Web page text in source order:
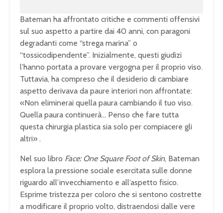
Bateman ha affrontato critiche e commenti offensivi
sul suo aspetto a partire dai 40 anni, con paragoni
degradanti come “strega marina” o
“tossicodipendente”. Inizialmente, questi giudizi
l’hanno portata a provare vergogna per il proprio viso.
Tuttavia, ha compreso che il desiderio di cambiare
aspetto derivava da paure interiori non affrontate:
«Non eliminerai quella paura cambiando il tuo viso.
Quella paura continuerà… Penso che fare tutta
questa chirurgia plastica sia solo per compiacere gli
altri» .
Nel suo libro Face: One Square Foot of Skin, Bateman
esplora la pressione sociale esercitata sulle donne
riguardo all’invecchiamento e all’aspetto fisico.
Esprime tristezza per coloro che si sentono costrette
a modificare il proprio volto, distraendosi dalle vere